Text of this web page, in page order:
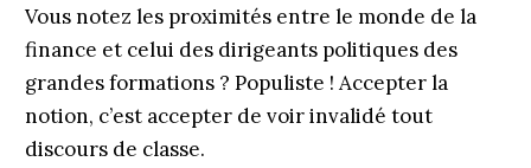
Vous notez les proximités entre le monde de la
finance et celui des dirigeants politiques des
grandes formations ? Populiste ! Accepter la
notion, c’est accepter de voir invalidé tout
discours de classe.